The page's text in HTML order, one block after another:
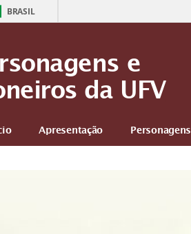
BRASIL
e
da UFV
Apresentação Personagens